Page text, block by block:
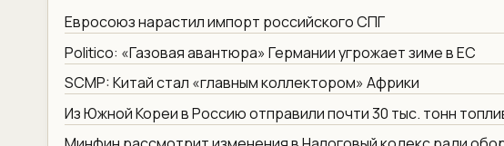
Евросоюз нарастил импорт российского СПГ
Politico: «Газовая авантюра» Германии угрожает зиме в ЕС
SCMP: Китай стал «главным коллектором» Африки
Из Южной Кореи в Россию отправили почти 30 тыс. тонн